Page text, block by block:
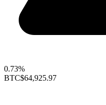
0.73%
BTC$64,925.97